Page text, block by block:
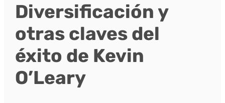
Diversificación y
otras claves del
éxito de Kevin
O’Leary